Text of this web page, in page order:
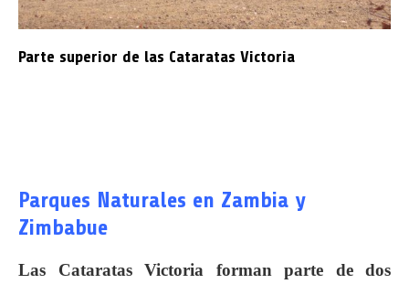
Parte superior de las Cataratas Victoria
Parques Naturales en Zambia y
Zimbabue
Las Cataratas Victoria forman parte de dos